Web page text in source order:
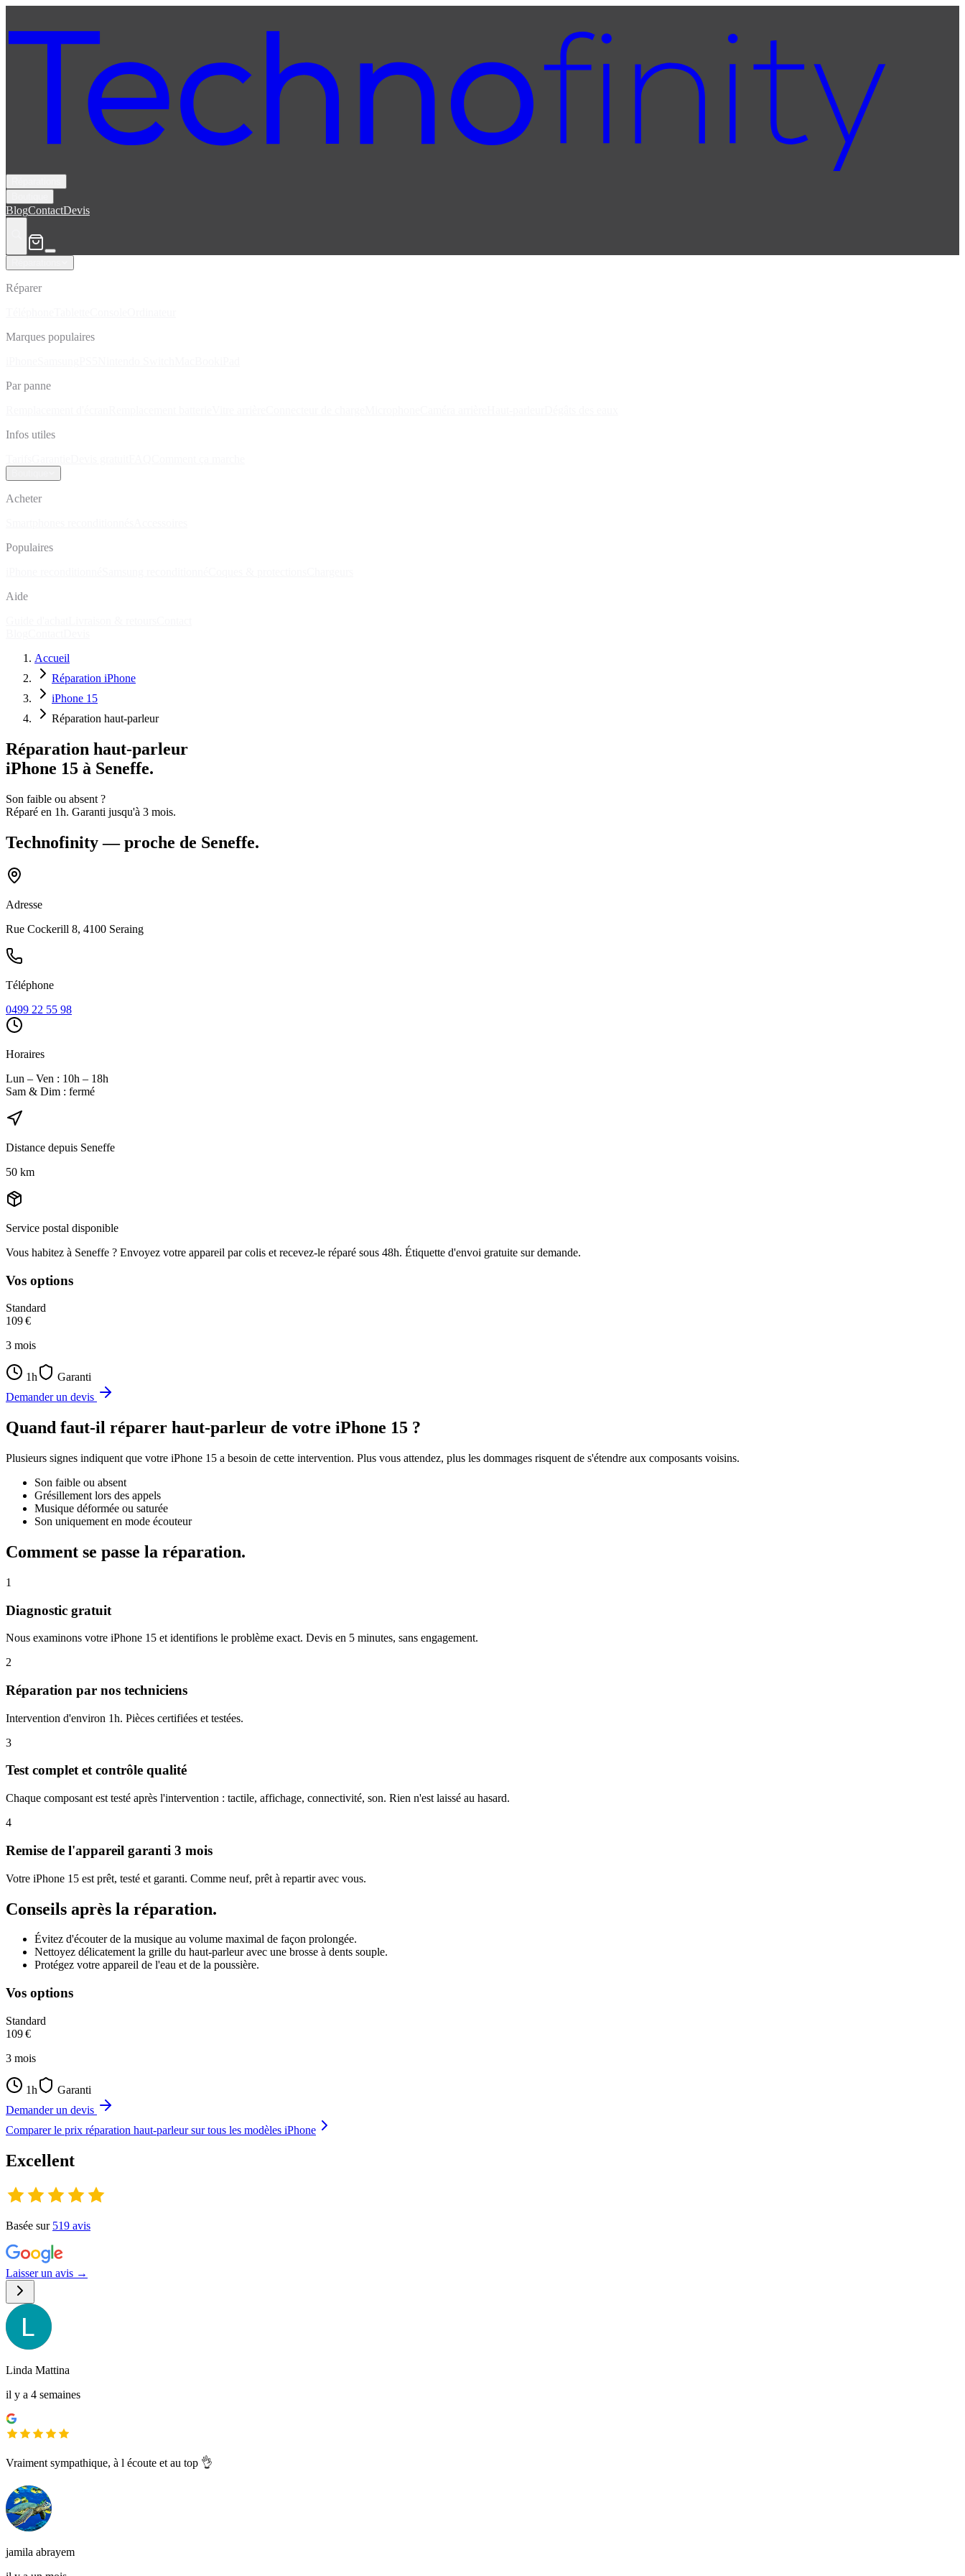
BlogContactDevis
Réparer
Marques populaires
Par panne
Infos utiles
Acheter
Populaires
Aide
Accueil
Réparation iPhone
iPhone 15
Réparation haut-parleur
Réparation haut-parleur
iPhone 15 à Seneffe.
Son faible ou absent ?
Réparé en 1h. Garanti jusqu'à 3 mois.
Technofinity— proche de Seneffe.
Adresse
Rue Cockerill 8, 4100 Seraing
Téléphone
0499 22 55 98
Horaires
Lun – Ven : 10h – 18h
Sam & Dim : fermé
Distance depuis Seneffe
50 km
Service postal disponible
Vous habitez à Seneffe ? Envoyez votre appareil par colis et recevez-le réparé sous 48h. Étiquette d'envoi gratuite sur demande.
Vos options
Standard
109€
3 mois
1h
Garanti
Demander un devis
Quand faut-il réparer haut-parleur de votre iPhone 15 ?
Plusieurs signes indiquent que votre iPhone 15 a besoin de cette intervention. Plus vous attendez, plus les dommages risquent de s'étendre aux composants voisins.
Son faible ou absent
Grésillement lors des appels
Musique déformée ou saturée
Son uniquement en mode écouteur
Comment se passe la réparation.
1
Diagnostic gratuit
Nous examinons votre iPhone 15 et identifions le problème exact. Devis en 5 minutes, sans engagement.
2
Réparation par nos techniciens
Intervention d'environ 1h. Pièces certifiées et testées.
3
Test complet et contrôle qualité
Chaque composant est testé après l'intervention : tactile, affichage, connectivité, son. Rien n'est laissé au hasard.
4
Remise de l'appareil garanti 3 mois
Votre iPhone 15 est prêt, testé et garanti. Comme neuf, prêt à repartir avec vous.
Conseils après la réparation.
Évitez d'écouter de la musique au volume maximal de façon prolongée.
Nettoyez délicatement la grille du haut-parleur avec une brosse à dents souple.
Protégez votre appareil de l'eau et de la poussière.
Vos options
Standard
109€
3 mois
1h
Garanti
Demander un devis
Comparer le prix réparation haut-parleursur tous les modèles iPhone
Excellent
Basée sur 519 avis
Laisser un avis →
Linda Mattina
il y a 4 semaines
Vraiment sympathique, à l écoute et au top 👌
jamila abrayem